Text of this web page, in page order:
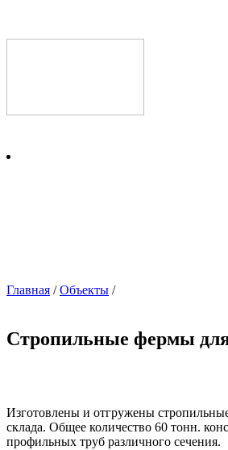
Главная /Объекты /
Стропильные фермы для
Изготовлены и отгружены
склада. Общее количество 60 тонн.
профильных труб различного сечения.